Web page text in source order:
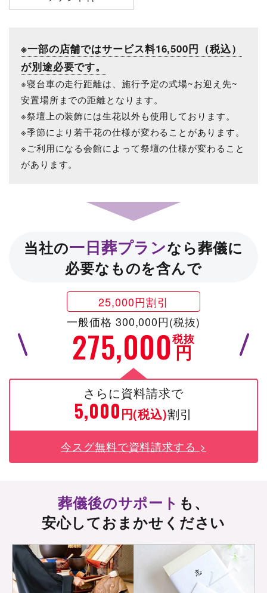
※一部の店舗ではサービス料16,500円（税込）
が別途必要です。
※寝台車の走行距離は、施行予定の式場~お迎え先~
安置場所までの距離となります。
※祭壇上の装飾には生花以外も使用しております。
※季節により若干花の仕様が変わることがあります。
※ご利用になる会館によって祭壇の仕様が変わること
があります。
当社の一日葬プランなら葬儀に
必要なものを含んで
25,000円割引
一般価格 300,000円(税抜)
275,000税抜
円
さらに資料請求で
5,000円(税込)割引
今スグ無料で資料請求する >
葬儀後のサポート も、
安心しておまかせください